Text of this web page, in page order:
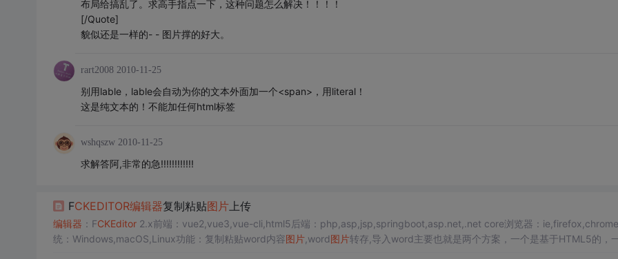
布局给搞乱了。求高手指点一下，这种问题怎么解决！！！！
[/Quote]
貌似还是一样的- - 图片撑的好大。
rart2008 2010-11-25
别用lable，lable会自动为你的文本外面加一个<span>，用literal！
这是纯文本的！不能加任何html标签
wshqszw 2010-11-25
求解答阿,非常的急!!!!!!!!!!!!
FCKEDITOR编辑器复制粘贴图片上传
编辑器 ：FCKEditor2.x前端：vue2,vue3,vue-cli,html5后端：php,asp,jsp,springboot,asp.net,.net core浏览器：
统：Windows,macOS,Linux功能：复制粘贴word内容图片,word图片转存,导入word主要也就是两个方案，一个是基于HTML5的，